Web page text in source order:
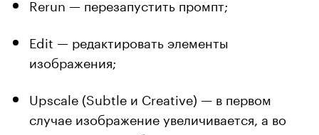
Rerun — перезапустить промпт;
Edit — редактировать элементы
изображения;
Upscale (Subtle и Creative) — в первом
случае изображение увеличивается, а во